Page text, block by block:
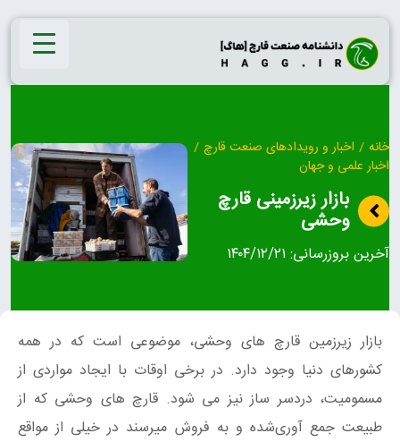
Skip
content
خانه / اخبار و رویدادهای صنعت قارچ /
اخبار علمی و جهان
بازار زیرزمینی قارچ
وحشی
آخرین بروزرسانی: ۱۴۰۴/۱۲/۲۱
بازار زیرزمین قارچ های وحشی، موضوعی است که در همه
کشورهای دنیا وجود دارد. در برخی اوقات با ایجاد مواردی از
مسمومیت، دردسر ساز نیز می شود. قارچ های وحشی که از
طبیعت جمع آوری‌شده و به فروش میرسند در خیلی از مواقع